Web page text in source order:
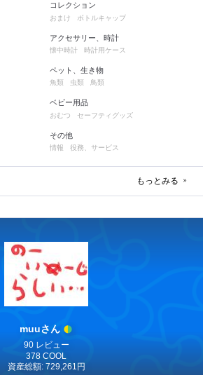
コレクション
おまけ ボトルキャップ
アクセサリー、時計
懐中時計 時計用ケース
ペット、生き物
魚類 虫類 鳥類
ベビー用品
おむつ セーフティグッズ
その他
情報 役務、サービス
もっとみる
muuさん
90 レビュー
378 COOL
資産総額: 729,261円